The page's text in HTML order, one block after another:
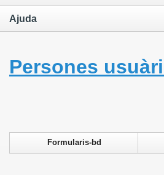
Ajuda
Persones
Formularis-bd